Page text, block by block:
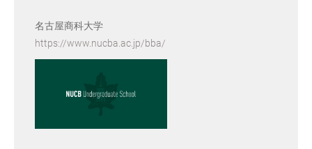
名古屋商科大学
https://www.nucba.ac.jp/bba/